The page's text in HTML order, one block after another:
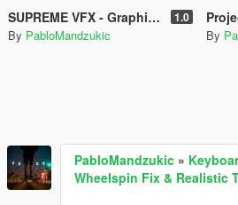
SUPREME VFX - Graphics Enhancer 1.0
By PabloMandzukic
Project
By
PabloMandzukic »
Wheelspin Fix & Realistic